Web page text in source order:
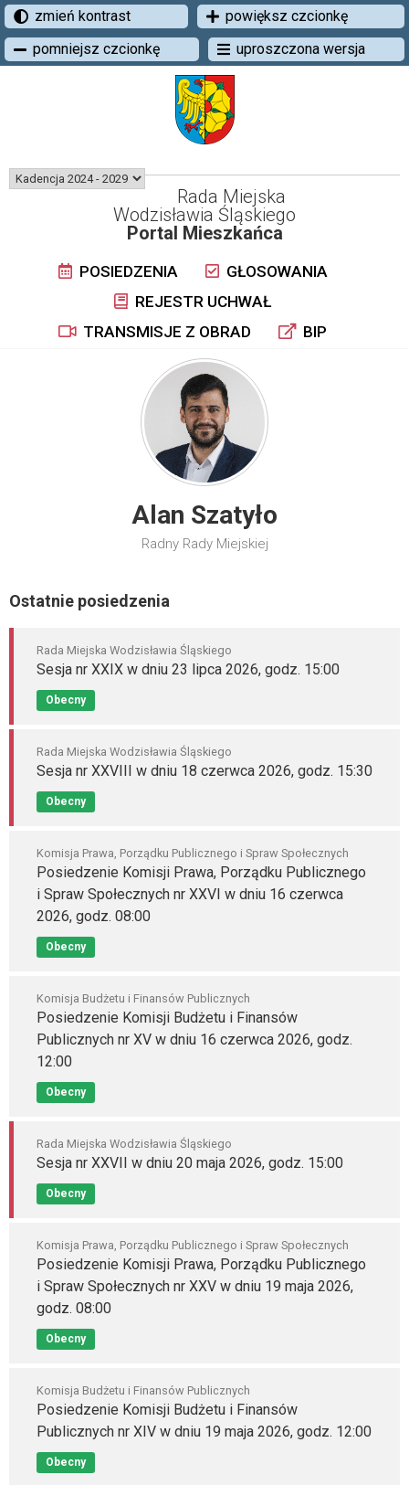
zmień kontrast
powiększ czcionkę
pomniejsz czcionkę
uproszczona wersja
Rada Miejska
Wodzisławia Śląskiego
Portal Mieszkańca
POSIEDZENIA
GŁOSOWANIA
REJESTR UCHWAŁ
TRANSMISJE Z OBRAD
BIP
Alan Szatyło
Radny Rady Miejskiej
Ostatnie posiedzenia
Rada Miejska Wodzisławia Śląskiego
Sesja nr XXIX w dniu 23 lipca 2026, godz. 15:00
Obecny
Rada Miejska Wodzisławia Śląskiego
Sesja nr XXVIII w dniu 18 czerwca 2026, godz. 15:30
Obecny
Komisja Prawa, Porządku Publicznego i Spraw Społecznych
Posiedzenie Komisji Prawa, Porządku Publicznego
i Spraw Społecznych nr XXVI w dniu 16 czerwca
2026, godz. 08:00
Obecny
Komisja Budżetu i Finansów Publicznych
Posiedzenie Komisji Budżetu i Finansów
Publicznych nr XV w dniu 16 czerwca 2026, godz.
12:00
Obecny
Rada Miejska Wodzisławia Śląskiego
Sesja nr XXVII w dniu 20 maja 2026, godz. 15:00
Obecny
Komisja Prawa, Porządku Publicznego i Spraw Społecznych
Posiedzenie Komisji Prawa, Porządku Publicznego
i Spraw Społecznych nr XXV w dniu 19 maja 2026,
godz. 08:00
Obecny
Komisja Budżetu i Finansów Publicznych
Posiedzenie Komisji Budżetu i Finansów
Publicznych nr XIV w dniu 19 maja 2026, godz. 12:00
Obecny